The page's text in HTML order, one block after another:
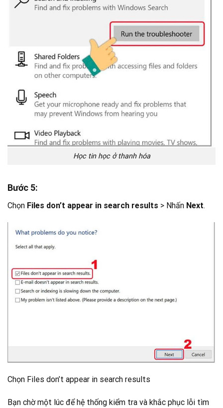
Học tin học ở thanh hóa
Bước 5:
Chọn Files don’t appear in search results > Nhấn Next.
Chọn Files don’t appear in search results
Bạn chờ một lúc để hệ thống kiểm tra và khắc phục lỗi tìm